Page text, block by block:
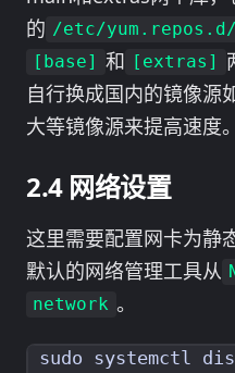
的 /etc/yum.repos.d/
[base] 和 [extras]
自行换成国内的镜像源
大等镜像源来提高速度。
网络设置
这里需要配置网卡为静
默认的网络管理工具从
network 。